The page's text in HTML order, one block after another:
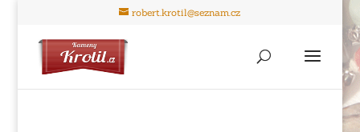
robert.krotil@seznam.cz